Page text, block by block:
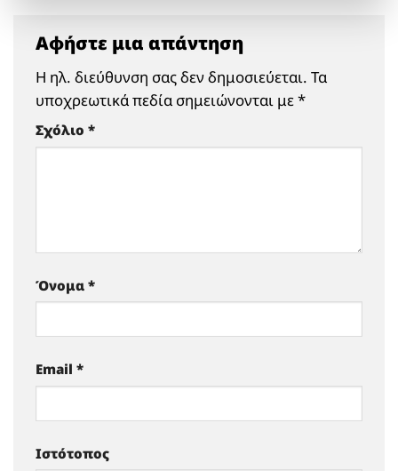
Αφήστε μια απάντηση
Η ηλ. διεύθυνση σας δεν δημοσιεύεται. Τα
υποχρεωτικά πεδία σημειώνονται με*
Σχόλιο *
Όνομα *
Email *
Ιστότοπος